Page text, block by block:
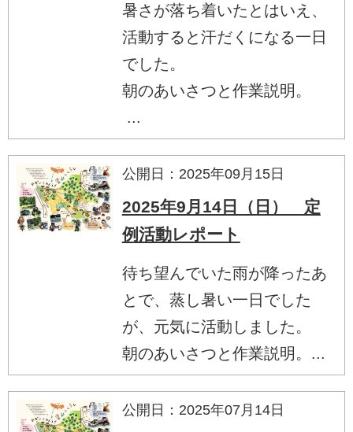
暑さが落ち着いたとはいえ、
活動すると汗だくになる一日
でした。
朝のあいさつと作業説明。
...
公開日：2025年09月15日
2025年9月14日（日） 定
例活動レポート
待ち望んでいた雨が降ったあ
とで、蒸し暑い一日でした
が、元気に活動しました。
朝のあいさつと作業説明。...
公開日：2025年07月14日